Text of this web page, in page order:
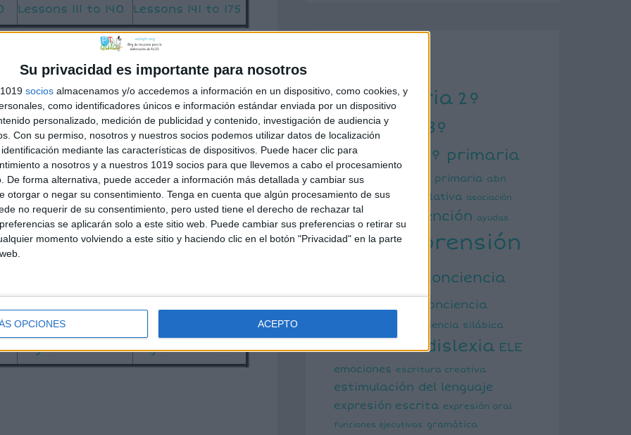
Su privacidad es importante para nosotros
socios almacenamos y/o accedemos a información en un dispositivo, como cookies, y
como identificadores únicos e información estándar enviada por un dispositivo
personalizado, medición de publicidad y contenido, investigación de audiencia y
Con su permiso, nosotros y nuestros socios podemos utilizar datos de localización
mediante las características de dispositivos. Puede hacer clic para
a nosotros y a nuestros 1019 socios para que llevemos a cabo el procesamiento
De forma alternativa, puede acceder a información más detallada y cambiar sus
otorgar o negar su consentimiento. Tenga en cuenta que algún procesamiento de sus
no requerir de su consentimiento, pero usted tiene el derecho de rechazar tal
se aplicarán solo a este sitio web. Puede cambiar sus preferencias o retirar su
momento volviendo a este sitio y haciendo clic en el botón "Privacidad" en la parte
OPCIONES ACEPTO
Lessons 111 to 140 Lessons 141 to 175
Pages 31 to 50 Pages 51 to 80
Pages 111 to 140 Pages 141 to 175
Pages 31 to 50
Pages 111 to 140 Pages 141 to 175
1º primaria 2º
primaria
3º
primaria
4º primaria
5º primaria 6º primaria abn
actividad manipulativa asociación
atención ayudas
comprensión
conciencia
conciencia
conciencia silábica
cálculo mental dislexia ELE
emociones escritura creativa
estimulación del lenguaje
expresión escrita expresión oral
funciones ejecutivas gramática